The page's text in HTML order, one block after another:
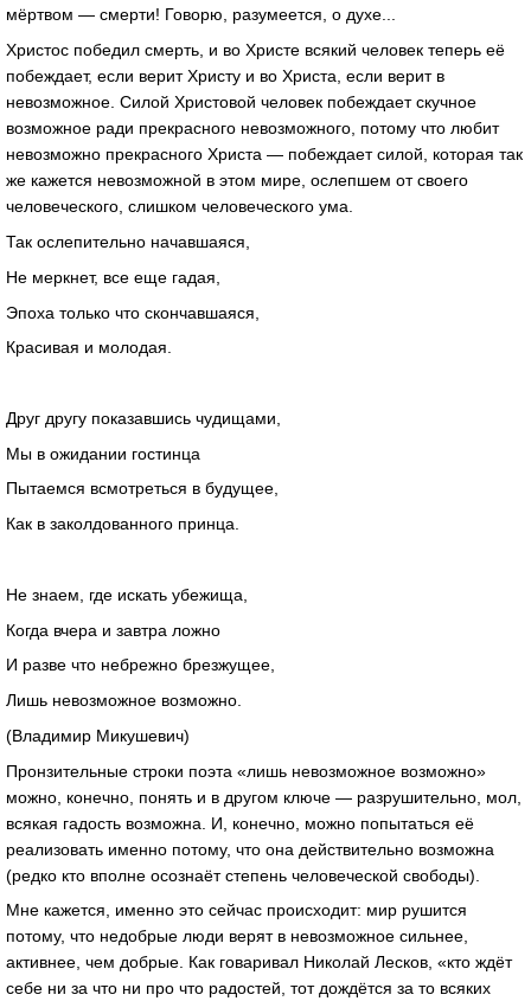
мёртвом — смерти! Говорю, разумеется, о духе...
Христос победил смерть, и во Христе всякий человек теперь её
побеждает, если верит Христу и во Христа, если верит в
невозможное. Силой Христовой человек побеждает скучное
возможное ради прекрасного невозможного, потому что любит
невозможно прекрасного Христа — побеждает силой, которая так
же кажется невозможной в этом мире, ослепшем от своего
человеческого, слишком человеческого ума.
Так ослепительно начавшаяся,
Не меркнет, все еще гадая,
Эпоха только что скончавшаяся,
Красивая и молодая.
Друг другу показавшись чудищами,
Мы в ожидании гостинца
Пытаемся всмотреться в будущее,
Как в заколдованного принца.
Не знаем, где искать убежища,
Когда вчера и завтра ложно
И разве что небрежно брезжущее,
Лишь невозможное возможно.
(Владимир Микушевич)
Пронзительные строки поэта «лишь невозможное возможно»
можно, конечно, понять и в другом ключе — разрушительно, мол,
всякая гадость возможна. И, конечно, можно попытаться её
реализовать именно потому, что она действительно возможна
(редко кто вполне осознаёт степень человеческой свободы).
Мне кажется, именно это сейчас происходит: мир рушится
потому, что недобрые люди верят в невозможное сильнее,
активнее, чем добрые. Как говаривал Николай Лесков, «кто ждёт
себе ни за что ни про что радостей, тот дождётся за то всяких